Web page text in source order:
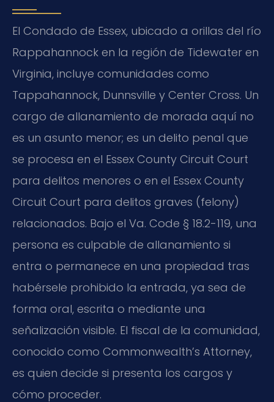
El Condado de Essex, ubicado a orillas del río
Rappahannock en la región de Tidewater en
Virginia, incluye comunidades como
Tappahannock, Dunnsville y Center Cross. Un
cargo de allanamiento de morada aquí no
es un asunto menor; es un delito penal que
se procesa en el Essex County Circuit Court
para delitos menores o en el Essex County
Circuit Court para delitos graves (felony)
relacionados. Bajo el Va. Code § 18.2-119, una
persona es culpable de allanamiento si
entra o permanece en una propiedad tras
habérsele prohibido la entrada, ya sea de
forma oral, escrita o mediante una
señalización visible. El fiscal de la comunidad,
conocido como Commonwealth’s Attorney,
es quien decide si presenta los cargos y
cómo proceder.